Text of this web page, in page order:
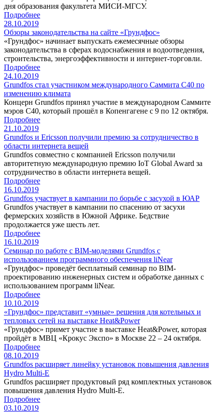
дня образования факультета МИСИ-МГCУ.
Подробнее
28.10.2019
Обзоры законодательства на сайте «Грундфос»
«Грундфос» начинает выпускать ежемесячные обзоры
законодательства в сферах водоснабжения и водоотведения,
строительства, энергоэффективности и интернет-торговли.
Подробнее
24.10.2019
Grundfos стал участником международного Саммита C40 по
изменению климата
Концерн Grundfos принял участие в международном Саммите
мэров C40, который прошёл в Копенгагене с 9 по 12 октября.
Подробнее
21.10.2019
Grundfos и Ericsson получили премию за сотрудничество в
области интернета вещей
Grundfos совместно с компанией Ericsson получили
авторитетную международную премию IoT Global Award за
сотрудничество в области интернета вещей.
Подробнее
16.10.2019
Grundfos участвует в кампании по борьбе с засухой в ЮАР
Grundfos участвует в кампании по спасению от засухи
фермерских хозяйств в Южной Африке. Бедствие
продолжается уже шесть лет.
Подробнее
16.10.2019
Семинар по работе с BIM-моделями Grundfos с
использованием программного обеспечения liNear
«Грундфос» проведёт бесплатный семинар по BIM-
проектированию инженерных систем и обработке данных с
использованием программ liNear.
Подробнее
10.10.2019
«Грундфос» представит «умные» решения для котельных и
тепловых сетей на выставке Heat&Power
«Грундфос» примет участие в выставке Heat&Power, которая
пройдёт в МВЦ «Крокус Экспо» в Москве 22 – 24 октября.
Подробнее
08.10.2019
Grundfos расширяет линейку установок повышения давления
Hydro Multi-E
Grundfos расширяет продуктовый ряд комплектных установок
повышения давления Hydro Multi-E.
Подробнее
03.10.2019